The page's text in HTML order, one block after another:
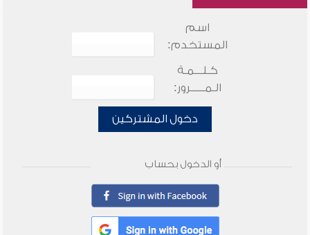
اسم
المستخدم:
كـلـــمـة
الـمـــــرور:
دخول المشتركين
أو الدخول بحساب